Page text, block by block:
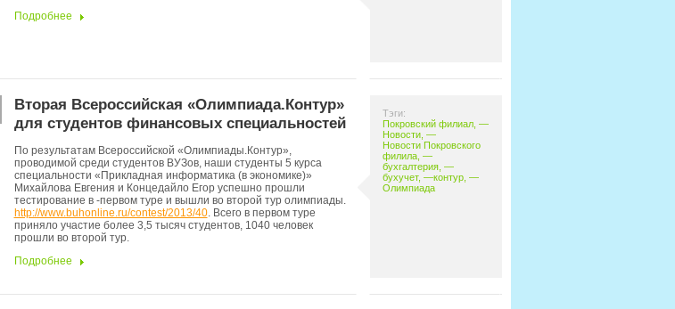
Подробнее
Тэги:
Покровский филиал, —
Новости, —
Новости Покровского
филила, —
бухгалтерия, —
бухучет, —контур, —
Олимпиада
Вторая Всероссийская «Олимпиада.Контур»
для студентов финансовых специальностей
По результатам Всероссийской «Олимпиады.Контур»,
проводимой среди студентов ВУЗов, наши студенты 5 курса
специальности «Прикладная информатика (в экономике)»
Михайлова Евгения и Концедайло Егор успешно прошли
тестирование в -первом туре и вышли во второй тур олимпиады.
http://www.buhonline.ru/contest/2013/40. Всего в первом туре
приняло участие более 3,5 тысяч студентов, 1040 человек
прошли во второй тур.
Подробнее